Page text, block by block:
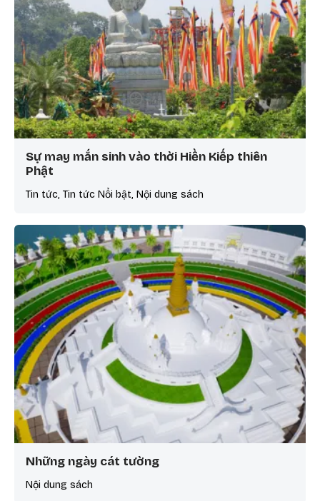
Sự may mắn sinh vào thời Hiền Kiếp thiên
Phật
Tin tức, Tin tức Nổi bật, Nội dung sách
Những ngày cát tường
Nội dung sách